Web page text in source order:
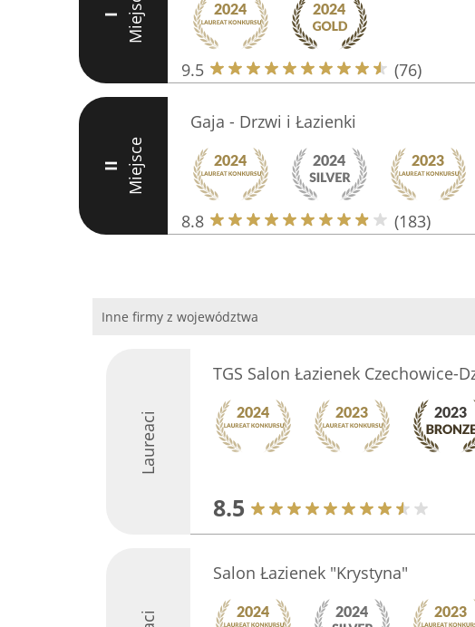
I Miejsce
9.5 (76)
II Miejsce
Gaja - Drzwi i Łazienki
8.8 (183)
Inne firmy z województwa
Laureaci
TGS Salon Łazienek Czechowice-
8.5
Salon Łazienek "Krystyna"